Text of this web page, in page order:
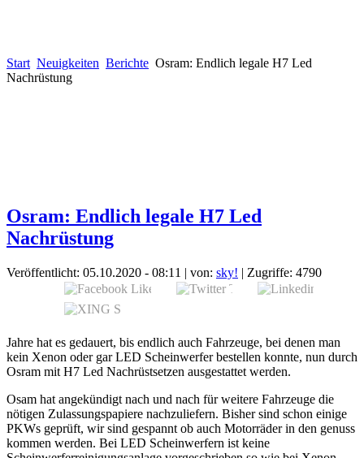
Start Neuigkeiten Berichte Osram: Endlich legale H7 Led
Nachrüstung
Osram: Endlich legale H7 Led
Nachrüstung
Veröffentlicht: 05.10.2020 - 08:11 | von: sky! | Zugriffe: 4790
Jahre hat es gedauert, bis endlich auch Fahrzeuge, bei denen man
kein Xenon oder gar LED Scheinwerfer bestellen konnte, nun durch
Osram mit H7 Led Nachrüstsetzen ausgestattet werden.
Osam hat angekündigt nach und nach für weitere Fahrzeuge die
nötigen Zulassungspapiere nachzuliefern. Bisher sind schon einige
PKWs geprüft, wir sind gespannt ob auch Motorräder in den genuss
kommen werden. Bei LED Scheinwerfern ist keine